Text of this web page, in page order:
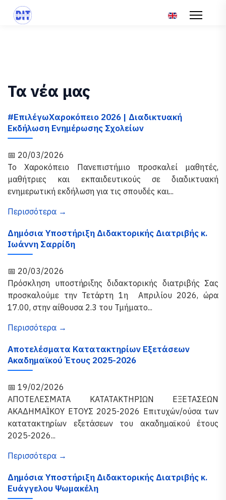
Επιλέξτε τη
Τα νέα μας
#ΕπιλέγωΧαροκόπειο 2026 | Διαδικτυακή
Εκδήλωση Ενημέρωσης Σχολείων
📅 20/03/2026
Το Χαροκόπειο Πανεπιστήμιο προσκαλεί μαθητές,
μαθήτριες και εκπαιδευτικούς σε διαδικτυακή
ενημερωτική εκδήλωση για τις σπουδές και...
Περισσότερα →
Δημόσια Υποστήριξη Διδακτορικής Διατριβής κ.
Ιωάννη Σαρρίδη
📅 20/03/2026
Πρόσκληση υποστήριξης διδακτορικής διατριβής Σας
προσκαλούμε την Τετάρτη 1η Απριλίου 2026, ώρα
17.00, στην αίθουσα 2.3 του Τμήματο...
Περισσότερα →
Αποτελέσματα Κατατακτηρίων Εξετάσεων
Ακαδημαϊκού Έτους 2025-2026
📅 19/02/2026
ΑΠΟΤΕΛΕΣΜΑΤΑ ΚΑΤΑΤΑΚΤΗΡΙΩΝ ΕΞΕΤΑΣΕΩΝ
ΑΚΑΔΗΜΑΪΚΟΥ ΕΤΟΥΣ 2025-2026 Επιτυχών/ούσα των
κατατακτηρίων εξετάσεων του ακαδημαϊκού έτους
2025-2026...
Περισσότερα →
Δημόσια Υποστήριξη Διδακτορικής Διατριβής κ.
Ευάγγελου Ψωμακέλη